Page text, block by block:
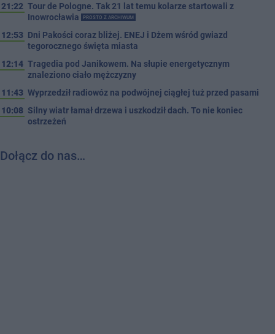
21:22 Tour de Pologne. Tak 21 lat temu kolarze startowali z
Inowrocławia
PROSTO Z ARCHIWUM
12:53 Dni Pakości coraz bliżej. ENEJ i Dżem wśród gwiazd
tegorocznego święta miasta
12:14 Tragedia pod Janikowem. Na słupie energetycznym
znaleziono ciało mężczyzny
11:43 Wyprzedził radiowóz na podwójnej ciągłej tuż przed pasami
10:08 Silny wiatr łamał drzewa i uszkodził dach. To nie koniec
ostrzeżeń
Dołącz do nas…